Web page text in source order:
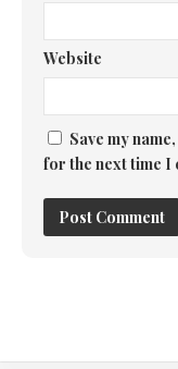
Website
Save my
for the next time I